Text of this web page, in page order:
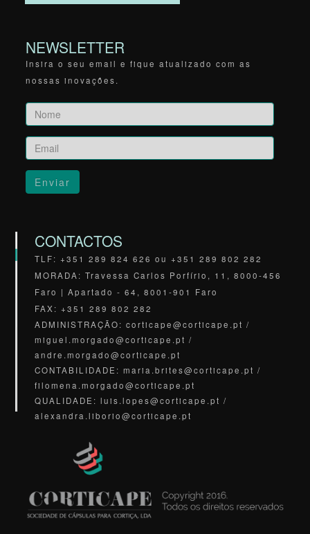
NEWSLETTER
Insira o seu email e fique atualizado com as
nossas inovações.
Enviar
CONTACTOS
TLF: +351 289 824 626 ou +351 289 802 282
MORADA: Travessa Carlos Porfírio, 11, 8000-456
Faro | Apartado - 64, 8001-901 Faro
FAX: +351 289 802 282
ADMINISTRAÇÃO: corticape@corticape.pt /
miguel.morgado@corticape.pt /
andre.morgado@corticape.pt
CONTABILIDADE: maria.brites@corticape.pt /
filomena.morgado@corticape.pt
QUALIDADE: luis.lopes@corticape.pt /
alexandra.liborio@corticape.pt